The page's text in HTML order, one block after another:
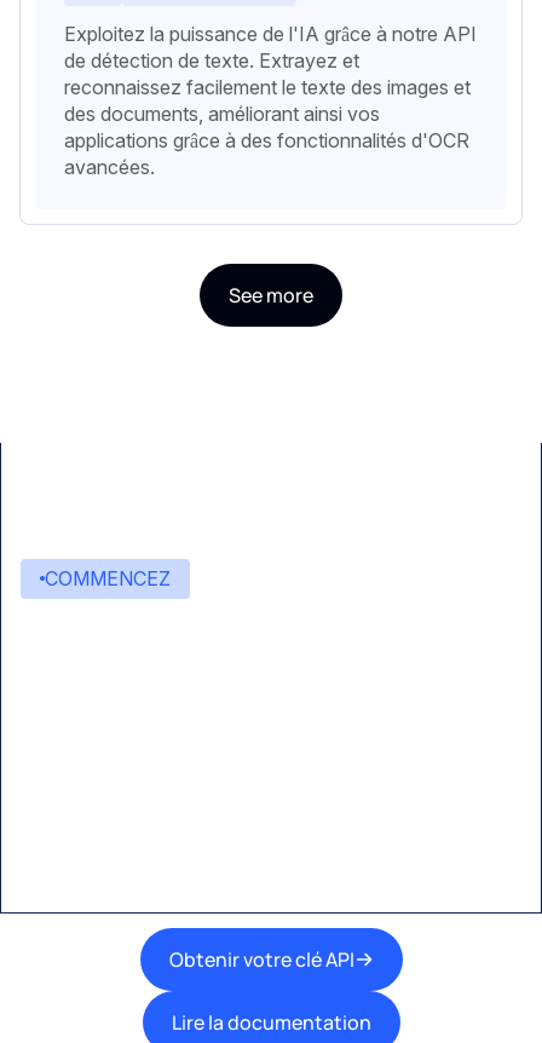
Exploitez la puissance de l'IA grâce à notre API
de détection de texte. Extrayez et
reconnaissez facilement le texte des images et
des documents, améliorant ainsi vos
applications grâce à des fonctionnalités d'OCR
avancées.
See more
COMMENCEZ
Obtenir votre clé API
Lire la documentation